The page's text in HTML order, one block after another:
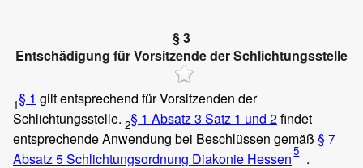
§ 3
Entschädigung für Vorsitzende der Schlichtungsstelle
1§ 1 gilt entsprechend für Vorsitzenden der
Schlichtungsstelle. 2§ 1 Absatz 3 Satz 1 und 2findet
entsprechende Anwendung bei Beschlüssen gemäß § 7
Absatz 5 Schlichtungsordnung Diakonie Hessen5 .